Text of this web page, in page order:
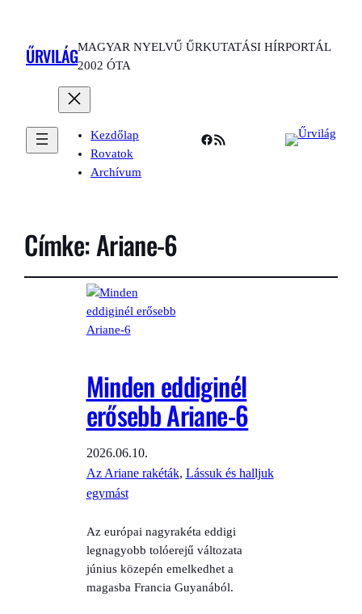
ŰRVILÁGMAGYAR NYELVŰ ŰRKUTATÁSI HÍRPORTÁL
2002 ÓTA
Kezdőlap
Rovatok
Archívum
Facebook
RSS Feed
Címke:Ariane-6
Minden eddiginél
erősebb Ariane-6
2026.06.10.
Az Ariane rakéták, Lássuk és halljuk
egymást
Az európai nagyrakéta eddigi
legnagyobb tolóerejű változata
június közepén emelkedhet a
magasba Francia Guyanából.